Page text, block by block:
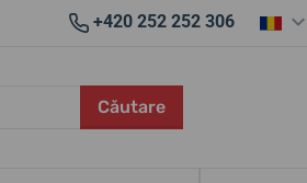
+420 252 252 306
Căutare